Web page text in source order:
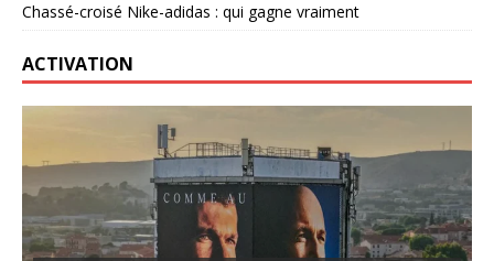
Chassé-croisé Nike-adidas : qui gagne vraiment
ACTIVATION